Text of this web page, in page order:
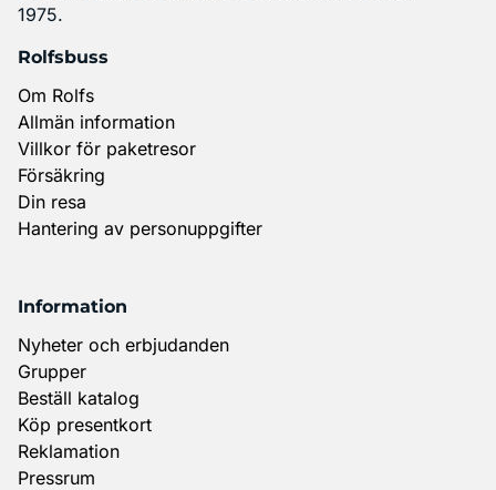
1975.
Rolfsbuss
Om Rolfs
Allmän information
Villkor för paketresor
Försäkring
Din resa
Hantering av personuppgifter
Information
Nyheter och erbjudanden
Grupper
Beställ katalog
Köp presentkort
Reklamation
Pressrum